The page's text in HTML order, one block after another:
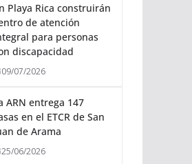
Playa Rica construirán
de atención
para personas
discapacidad
09/07/2026
ARN entrega 147
en el ETCR de San
de Arama
25/06/2026